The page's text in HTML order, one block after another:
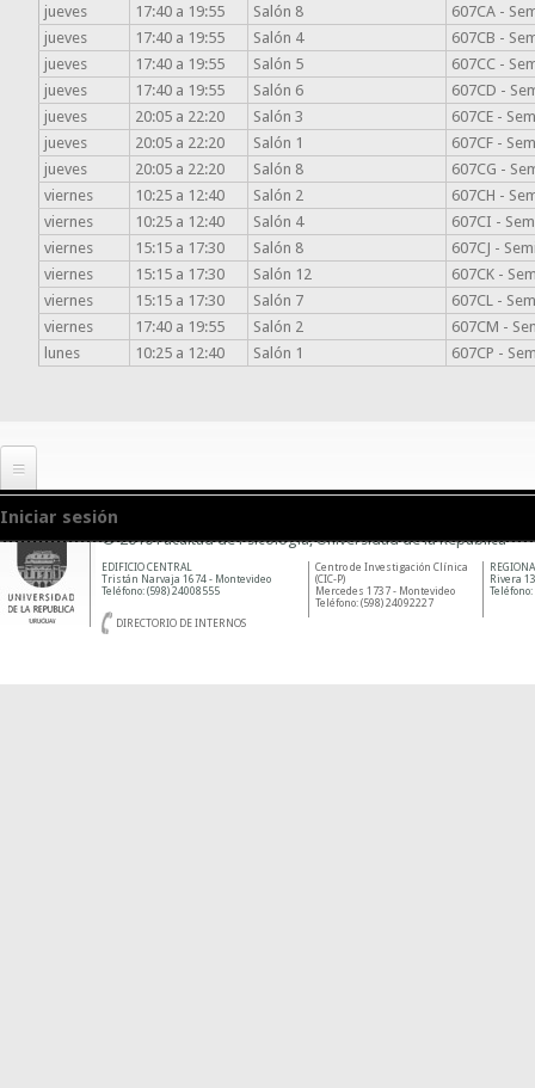
jueves
17:40 a 19:55 Salón 8
607CA -
jueves
17:40 a 19:55 Salón 4
607CB -
jueves
17:40 a 19:55 Salón 5
607CC -
jueves
17:40 a 19:55 Salón 6
607CD -
jueves
20:05 a 22:20 Salón 3
607CE -
jueves
20:05 a 22:20 Salón 1
607CF -
jueves
20:05 a 22:20 Salón 8
607CG -
viernes
10:25 a 12:40 Salón 2
607CH -
viernes
10:25 a 12:40 Salón 4
607CI -
viernes
15:15 a 17:30 Salón 8
607CJ -
viernes
15:15 a 17:30 Salón 12
607CK -
viernes
15:15 a 17:30 Salón 7
607CL -
viernes
17:40 a 19:55 Salón 2
607CM -
lunes
10:25 a 12:40 Salón 1 607CP -
Iniciar sesión
© 2010 Facultad de Psicología, Universidad de la República
Rivera
Teléfono:
Centro de Investigación Clínica
(CIC-P)
Mercedes 1737 - Montevideo
Teléfono: (598) 24092227
EDIFICIO CENTRAL
Tristán Narvaja 1674 - Montevideo
Teléfono: (598) 24008555
DIRECTORIO DE INTERNOS